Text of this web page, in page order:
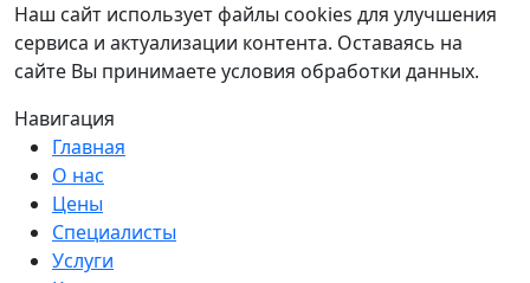
Наш сайт использует файлы cookies для улучшения
сервиса и актуализации контента. Оставаясь на
сайте Вы принимаете условия обработки данных.
Навигация
Главная
О нас
Цены
Специалисты
Услуги